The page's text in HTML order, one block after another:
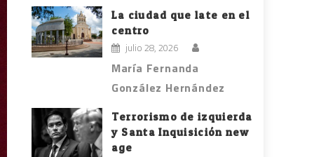
La ciudad que late en el
centro
julio 28, 2026
María Fernanda
González Hernández
Terrorismo de izquierda
y Santa Inquisición new
age